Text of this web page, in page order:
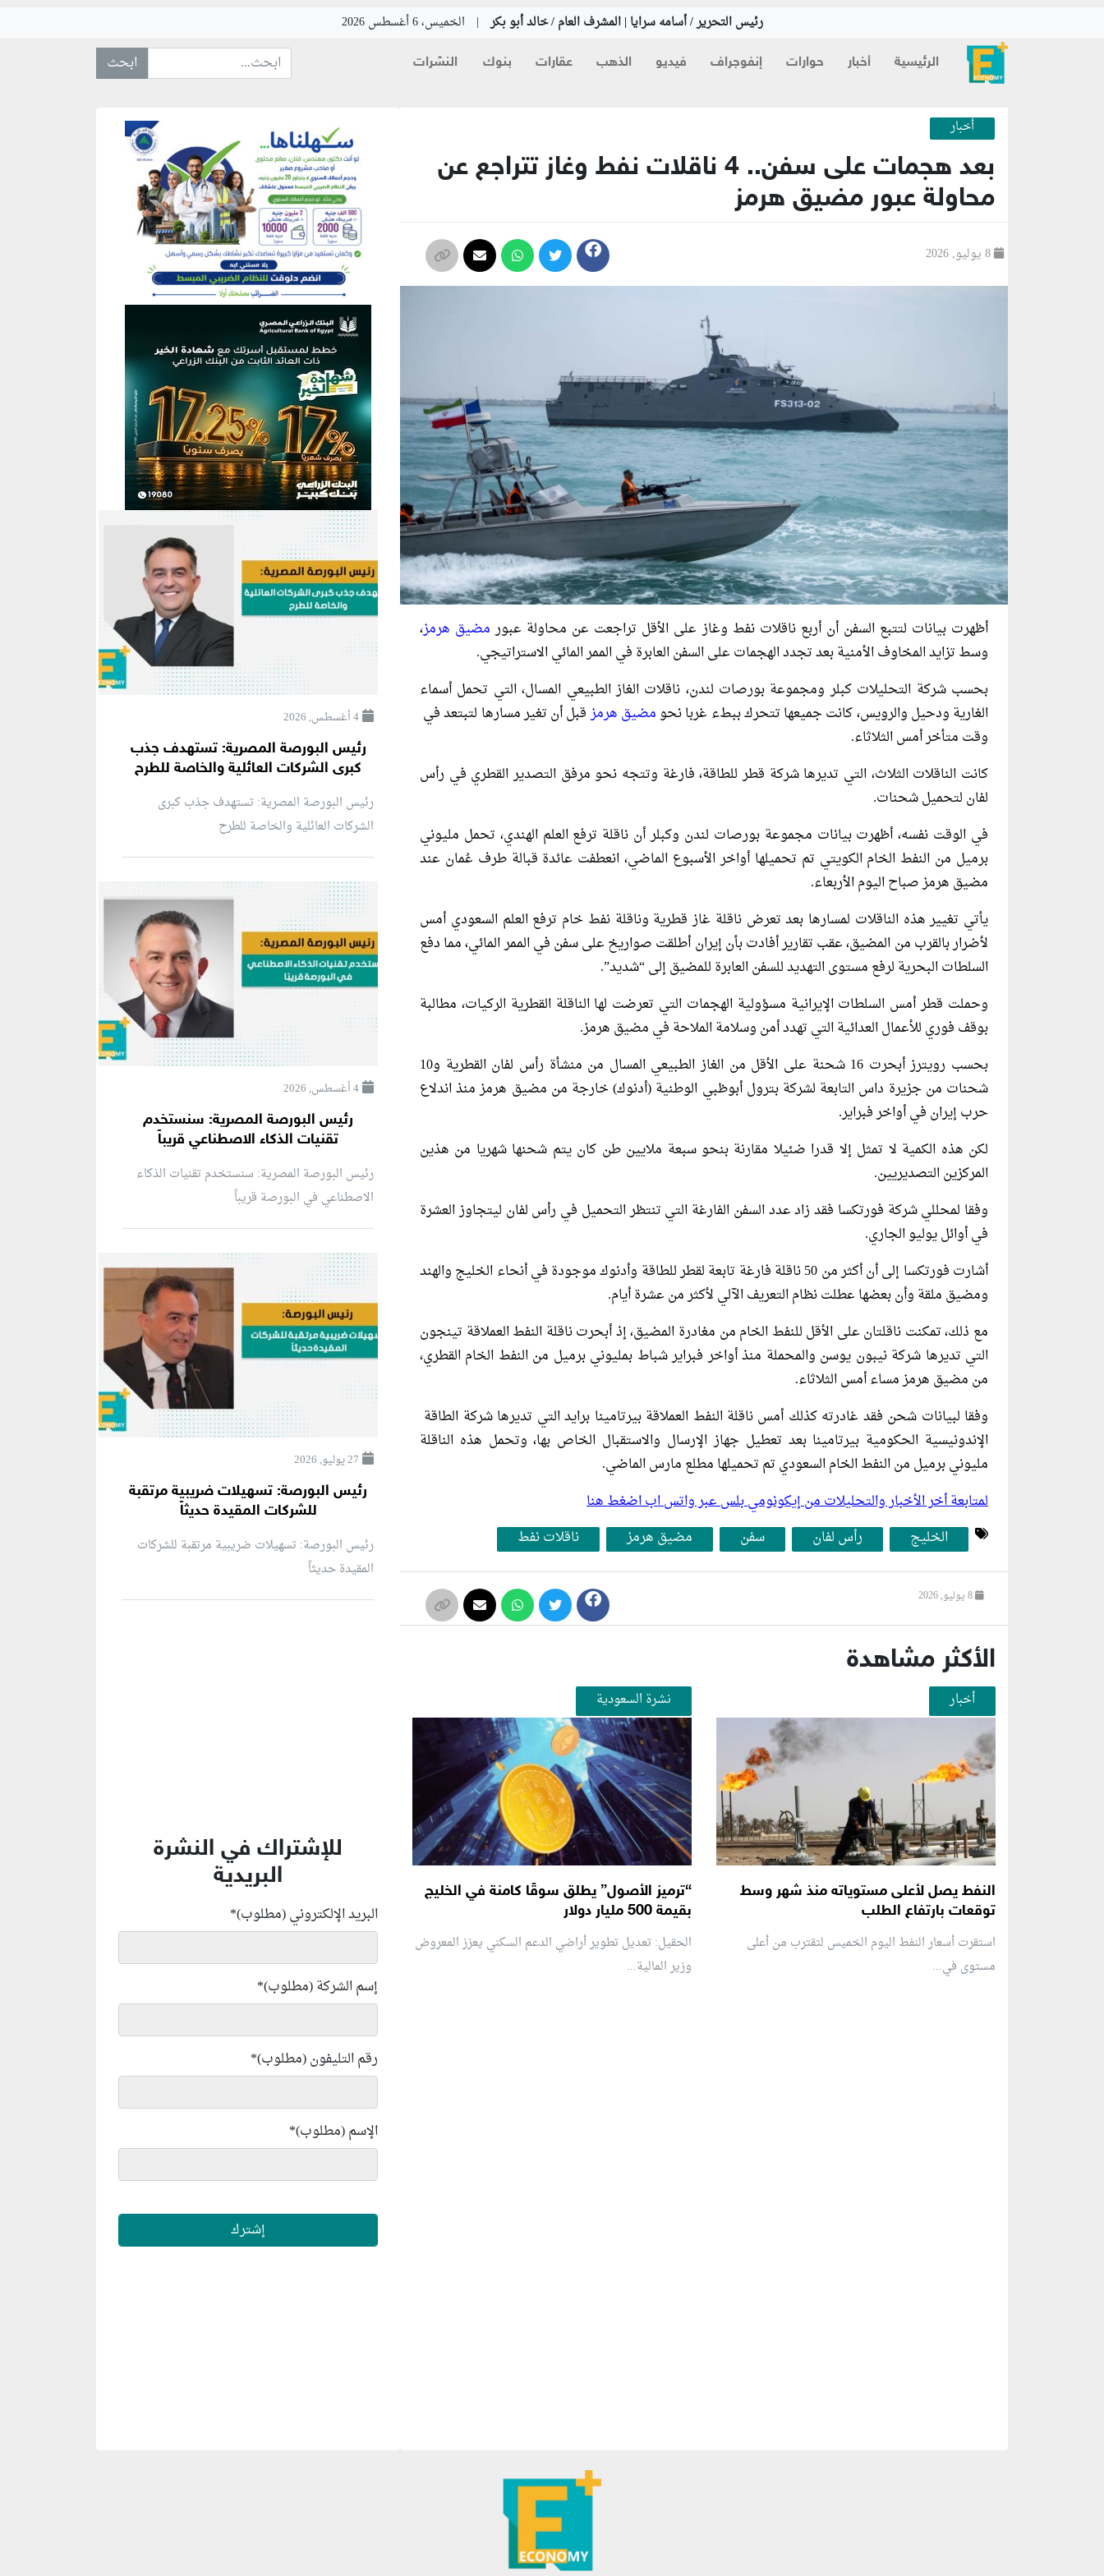
رئيس التحرير / أسامه سرايا | المشرف العام / خالد أبو بكر | الخميس، 6 أغسطس 2026
الرئيسية أخبار حوارات إنفوجراف فيديو الذهب عقارات بنوك النشرات ابحث عن... :
أخبار
بعد هجمات على سفن.. 4 ناقلات نفط وغاز تتراجع عن
محاولة عبور مضيق هرمز
أظهرت بيانات لتتبع السفن أن أربع ناقلات نفط وغاز على الأقل تراجعت عن محاولة عبور مضيق هرمز،
وسط تزايد المخاوف الأمنية بعد تجدد الهجمات على السفن العابرة ​في الممر المائي الاستراتيجي.
بحسب شركة ​التحليلات كبلر ومجموعة بورصات لندن، ناقلات الغاز الطبيعي المسال، التي تحمل أسماء
الغارية ودحيل ⁠والرويس، كانت جميعها تتحرك ببطء غربا نحومضيق هرمزقبل أن تغير مسارها لتبتعد في ​
وقت متأخر أمس الثلاثاء.
كانت الناقلات الثلاث، التي تديرها شركة قطر للطاقة، فارغة وتتجه نحو مرفق ​التصدير القطري في رأس
لفان لتحميل شحنات.
في الوقت نفسه، أظهرت بيانات مجموعة بورصات لندن وكبلر أن ناقلة ترفع العلم الهندي، تحمل مليوني
برميل من النفط الخام الكويتي تم تحميلها أواخر الأسبوع الماضي، انعطفت عائدة قبالة طرف عُمان ​عند
مضيق هرمز صباح اليوم الأربعاء.
يأتي تغيير ‌هذه الناقلات لمسارها بعد تعرض ناقلة غاز قطرية وناقلة نفط خام ترفع العلم السعودي أمس
لأضرار بالقرب من المضيق، عقب تقارير أفادت بأن إيران أطلقت صواريخ على سفن في الممر المائي، مما ​دفع
السلطات البحرية لرفع مستوى التهديد للسفن العابرة للمضيق إلى “شديد”.
وحملت قطر أمس السلطات الإيرانية مسؤولية الهجمات التي تعرضت لها الناقلة القطرية الركيات، مطالبة
بوقف فوري للأعمال العدائية التي تهدد أمن وسلامة الملاحة في مضيق هرمز.
بحسب رويترز أبحرت 16 شحنة على الأقل من الغاز الطبيعي المسال من منشأة رأس ​لفان القطرية و10
شحنات من جزيرة داس التابعة لشركة بترول أبوظبي الوطنية (أدنوك) خارجة من مضيق هرمز منذ اندلاع
حرب إيران في ‌أواخر ⁠فبراير.
لكن هذه الكمية لا تمثل إلا قدرا ضئيلا مقارنة بنحو سبعة ملايين طن كان يتم شحنها شهريا من هذين
المركزين التصديريين.
وفقا لمحللي شركة فورتكسا فقد زاد عدد السفن الفارغة التي تنتظر التحميل في رأس لفان ليتجاوز العشرة
في أوائل يوليو الجاري.
أشارت فورتكسا إلى أن أكثر من ​50 ناقلة فارغة تابعة ​لقطر للطاقة وأدنوك ⁠موجودة في أنحاء الخليج والهند
ومضيق ملقة وأن بعضها عطلت نظام التعريف الآلي لأكثر من عشرة أيام.
مع ذلك، تمكنت ناقلتان على الأقل للنفط الخام ​من مغادرة المضيق، إذ أبحرت ناقلة النفط العملاقة تينجون
التي تديرها ​شركة نيبون ⁠يوسن والمحملة منذ أواخر فبراير شباط بمليوني برميل من النفط الخام القطري،
من مضيق هرمز مساء أمس الثلاثاء.
وفقا لبيانات شحن فقد غادرته كذلك أمس ناقلة النفط العملاقة بيرتامينا برايد التي تديرها شركة ⁠الطاقة ​
الإندونيسية الحكومية بيرتامينا بعد تعطيل جهاز الإرسال والاستقبال الخاص ​بها، وتحمل هذه الناقلة
مليوني برميل من النفط الخام السعودي تم تحميلها مطلع مارس الماضي.
لمتابعة أخر الأخبار والتحليلات من إيكونومي بلس عبر واتس اب اضغط هنا
الخليج
رأس لفان سفن مضيق هرمز ناقلات نفط
الأكثر مشاهدة
أخبار
النفط يصل لأعلى مستوياته منذ شهر وسط
توقعات بارتفاع الطلب
استقرت أسعار النفط اليوم الخميس لتقترب من أعلى
مستوى في...
نشرة السعودية
“ترميز الأصول” يطلق سوقًا كامنة في الخليج
بقيمة 500 مليار دولار
الحقيل: تعديل تطوير أراضي الدعم السكني يعزز المعروض
وزير المالية...
منطقة إعلانية
منطقة إعلانية
4 أغسطس, 2026
رئيس البورصة المصرية: تستهدف جذب
كبرى الشركات العائلية والخاصة للطرح
رئيس البورصة المصرية: تستهدف جذب كبرى
الشركات العائلية والخاصة للطرح
4 أغسطس, 2026
رئيس البورصة المصرية: سنستخدم
تقنيات الذكاء الاصطناعي قريباً
رئيس البورصة المصرية: سنستخدم تقنيات الذكاء
الاصطناعي في البورصة قريباً
27 يوليو, 2026
رئيس البورصة: تسهيلات ضريبية مرتقبة
للشركات المقيدة حديثاً
رئيس البورصة: تسهيلات ضريبية مرتقبة للشركات
المقيدة حديثاً
للإشتراك في النشرة
البريدية
البريد الإلكتروني (مطلوب)*
إسم الشركة (مطلوب)*
رقم التليفون (مطلوب)*
الإسم (مطلوب)*